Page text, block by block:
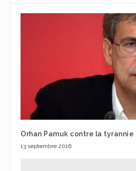
Orhan Pamuk contre la tyrannie
13 septembre 2016